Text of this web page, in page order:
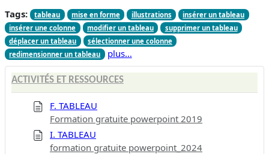
Tags: tableau mise en forme illustrations
insérer un tableau
insérer une colonne
modifier un tableau
supprimer un tableau
déplacer un tableau
sélectionner une colonne
redimensionner un tableau
plus…
ACTIVITÉS ET RESSOURCES
F. TABLEAU
Formation gratuite powerpoint 2019
I. TABLEAU
formation gratuite powerpoint_2024